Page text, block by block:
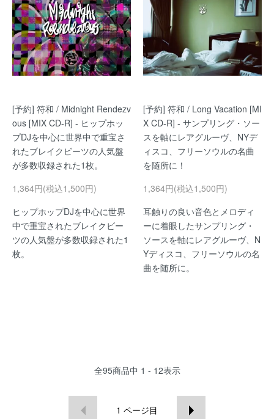
[予約] 符和 / Midnight Rendezv
ous [MIX CD-R] - ヒップホッ
プDJを中心に世界中で重宝さ
れたブレイクビーツの人気盤
が多数収録された1枚。
1,364円(税込1,500円)
ヒップホップDJを中心に世界
中で重宝されたブレイクビー
ツの人気盤が多数収録された1
枚。
[予約] 符和 / Long Vacation [MI
X CD-R] - サンプリング・ソー
スを軸にレアグルーヴ、NYデ
ィスコ、フリーソウルの名曲
を随所に！
1,364円(税込1,500円)
耳触りの良い音色とメロディ
ーに着眼したサンプリング・
ソースを軸にレアグルーヴ、N
Yディスコ、フリーソウルの名
曲を随所に。
全95商品中 1 - 12表示
1 ページ目